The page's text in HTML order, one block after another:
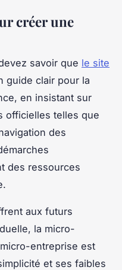
créer une
savoir que le site
guide clair pour la
en insistant sur
officielles telles que
des
des ressources
aux futurs
la micro-
entreprise est
et ses faibles